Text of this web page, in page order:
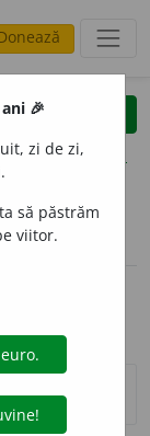
clear
opțiuni
🎉
zi de zi,
să păstrăm
viitor.